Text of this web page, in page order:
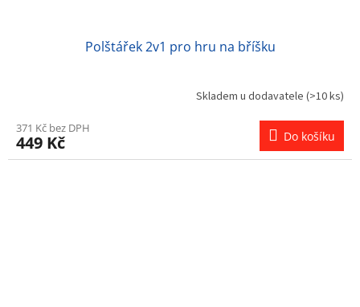
Polštářek 2v1 pro hru na bříšku
Skladem u dodavatele (>10 ks)
371 Kč bez DPH
449 Kč Do košíku